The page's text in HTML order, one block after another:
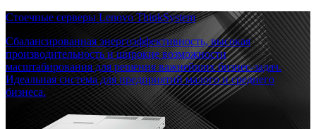
Стоечные серверы Lenovo ThinkSystem
Сбалансированная энергоэффективность, высокая
производительность и широкие возможности
масштабирования для решения важнейших бизнес-задач.
Идеальная система для предприятий малого и среднего
бизнеса.